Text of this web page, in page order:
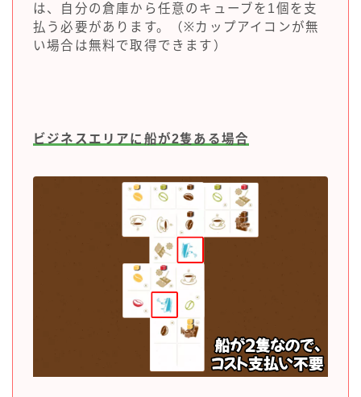
は、自分の倉庫から任意のキューブを1個を支
払う必要があります。（※カップアイコンが無
い場合は無料で取得できます）
ビジネスエリアに船が2隻ある場合